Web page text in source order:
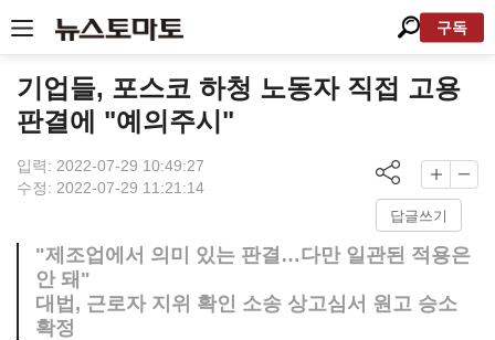
구독
기업들, 포스코 하청 노동자 직접 고용
판결에 "예의주시"
입력: 2022-07-29 10:49:27
수정: 2022-07-29 11:21:14
답글쓰기
"제조업에서 의미 있는 판결…다만 일관된 적용은
안 돼"
대법, 근로자 지위 확인 소송 상고심서 원고 승소
확정